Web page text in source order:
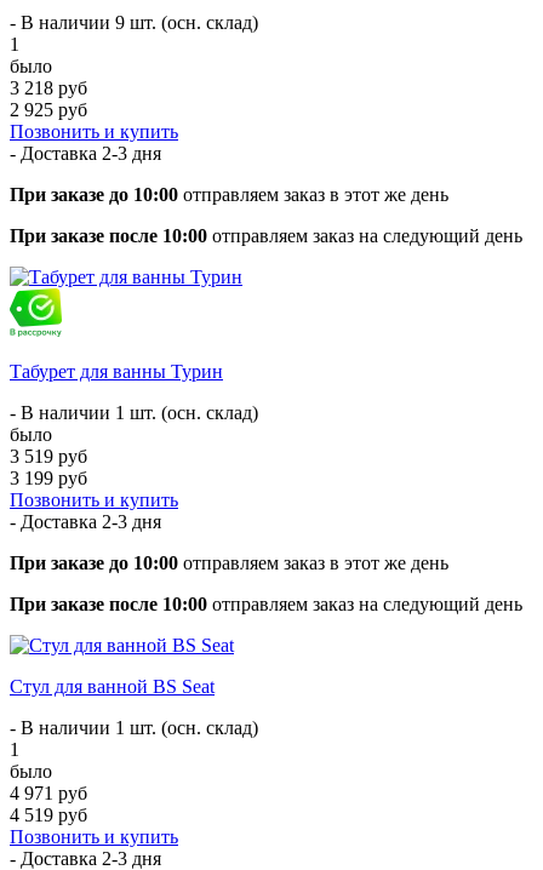
- В наличии 9 шт. (осн. склад)
1
было
3 218 руб
2 925 руб
Позвонить и купить
- Доставка 2-3 дня
При заказе до 10:00 отправляем заказ в этот же день
При заказе после 10:00 отправляем заказ на следующий день
Табурет для ванны Турин
- В наличии 1 шт. (осн. склад)
было
3 519 руб
3 199 руб
Позвонить и купить
- Доставка 2-3 дня
При заказе до 10:00 отправляем заказ в этот же день
При заказе после 10:00 отправляем заказ на следующий день
Стул для ванной BS Seat
- В наличии 1 шт. (осн. склад)
1
было
4 971 руб
4 519 руб
Позвонить и купить
- Доставка 2-3 дня